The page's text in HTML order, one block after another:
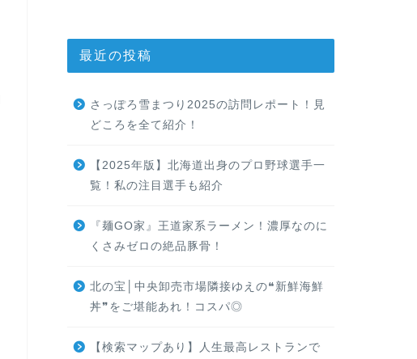
最近の投稿
さっぽろ雪まつり2025の訪問レポート！見
どころを全て紹介！
【2025年版】北海道出身のプロ野球選手一
覧！私の注目選手も紹介
『麺GO家』王道家系ラーメン！濃厚なのに
くさみゼロの絶品豚骨！
北の宝│中央卸売市場隣接ゆえの❝新鮮海鮮
丼❞をご堪能あれ！コスパ◎
【検索マップあり】人生最高レストランで